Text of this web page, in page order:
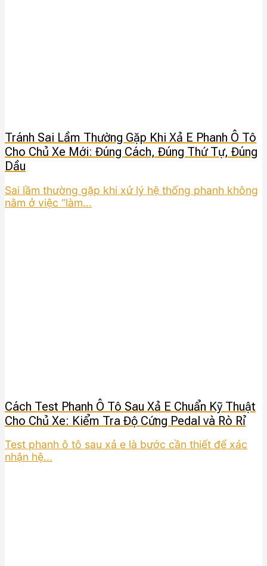
Tránh Sai Lầm Thường Gặp Khi Xả E Phanh Ô Tô
Cho Chủ Xe Mới: Đúng Cách, Đúng Thứ Tự, Đúng
Dầu
Sai lầm thường gặp khi xử lý hệ thống phanh không
nằm ở việc “làm...
Cách Test Phanh Ô Tô Sau Xả E Chuẩn Kỹ Thuật
Cho Chủ Xe: Kiểm Tra Độ Cứng Pedal và Rò Rỉ
Test phanh ô tô sau xả e là bước cần thiết để xác
nhận hệ...